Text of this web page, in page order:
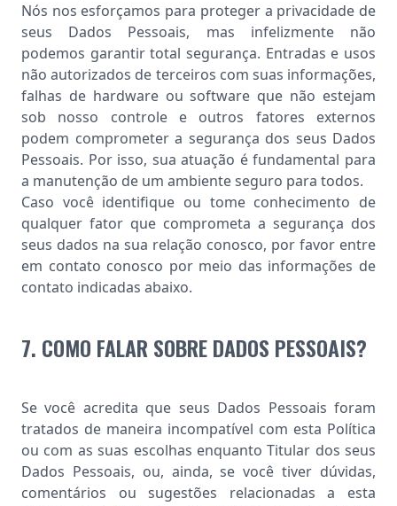
Nós nos esforçamos para proteger a privacidade de
seus Dados Pessoais, mas infelizmente não
podemos garantir total segurança. Entradas e usos
não autorizados de terceiros com suas informações,
falhas de hardware ou software que não estejam
sob nosso controle e outros fatores externos
podem comprometer a segurança dos seus Dados
Pessoais. Por isso, sua atuação é fundamental para
a manutenção de um ambiente seguro para todos.
Caso você identifique ou tome conhecimento de
qualquer fator que comprometa a segurança dos
seus dados na sua relação conosco, por favor entre
em contato conosco por meio das informações de
contato indicadas abaixo.
7. COMO FALAR SOBRE DADOS PESSOAIS?
Se você acredita que seus Dados Pessoais foram
tratados de maneira incompatível com esta Política
ou com as suas escolhas enquanto Titular dos seus
Dados Pessoais, ou, ainda, se você tiver dúvidas,
comentários ou sugestões relacionadas a esta